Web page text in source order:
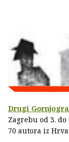
Drugi
Zagrebu od 3.
70 autora iz